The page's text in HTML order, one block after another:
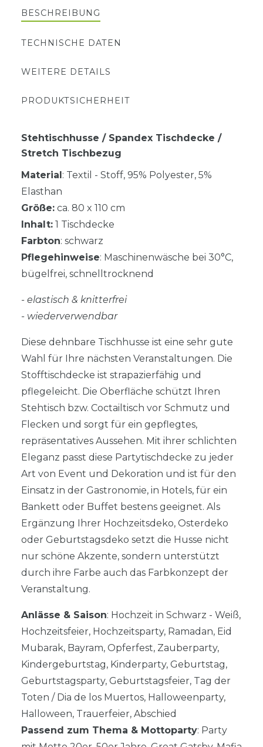
BESCHREIBUNG
TECHNISCHE DATEN
WEITERE DETAILS
PRODUKTSICHERHEIT
Stehtischhusse / Spandex Tischdecke /
Stretch Tischbezug
Material: Textil - Stoff, 95% Polyester, 5%
Elasthan
Größe: ca. 80 x 110 cm
Inhalt: 1 Tischdecke
Farbton: schwarz
Pflegehinweise: Maschinenwäsche bei 30°C,
bügelfrei, schnelltrocknend
- elastisch & knitterfrei
- wiederverwendbar
Diese dehnbare Tischhusse ist eine sehr gute
Wahl für Ihre nächsten Veranstaltungen. Die
Stofftischdecke ist strapazierfähig und
pflegeleicht. Die Oberfläche schützt Ihren
Stehtisch bzw. Coctailtisch vor Schmutz und
Flecken und sorgt für ein gepflegtes,
repräsentatives Aussehen. Mit ihrer schlichten
Eleganz passt diese Partytischdecke zu jeder
Art von Event und Dekoration und ist für den
Einsatz in der Gastronomie, in Hotels, für ein
Bankett oder Buffet bestens geeignet. Als
Ergänzung Ihrer Hochzeitsdeko, Osterdeko
oder Geburtstagsdeko setzt die Husse nicht
nur schöne Akzente, sondern unterstützt
durch ihre Farbe auch das Farbkonzept der
Veranstaltung.
Anlässe & Saison: Hochzeit in Schwarz - Weiß,
Hochzeitsfeier, Hochzeitsparty, Ramadan, Eid
Mubarak, Bayram, Opferfest, Zauberparty,
Kindergeburtstag, Kinderparty, Geburtstag,
Geburtstagsparty, Geburtstagsfeier, Tag der
Toten / Dia de los Muertos, Halloweenparty,
Halloween, Trauerfeier, Abschied
Passend zum Thema & Mottoparty: Party